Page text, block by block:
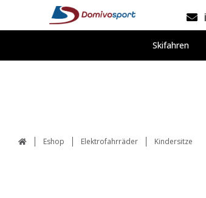
Skifahren
Eshop Elektrofahrräder Kindersitze